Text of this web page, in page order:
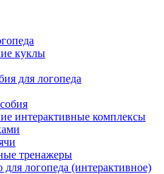
куклы
для логопеда
интерактивные комплексы
тренажеры
для логопеда (интерактивное)